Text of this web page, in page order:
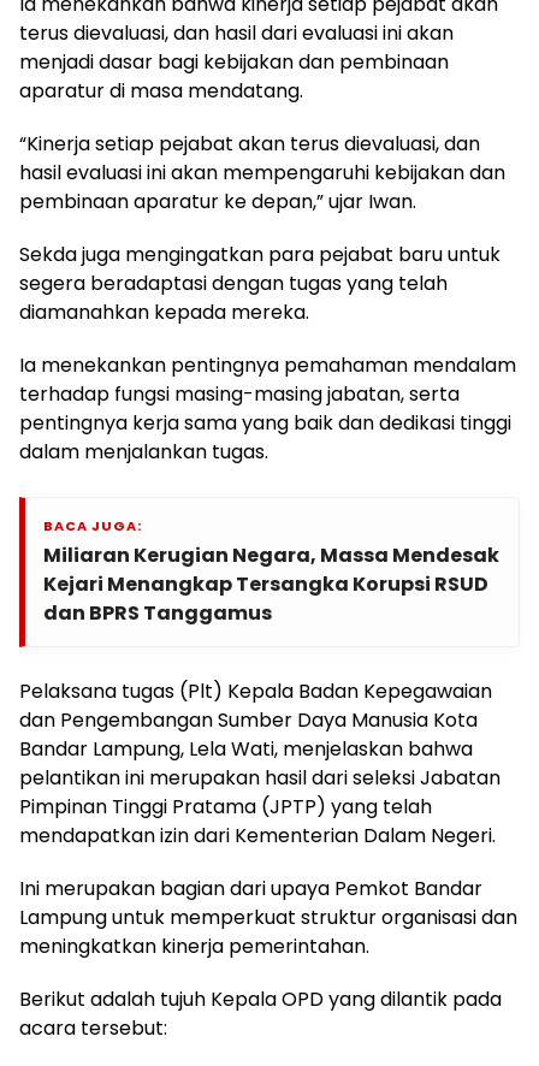
terus dievaluasi, dan hasil dari evaluasi ini akan
menjadi dasar bagi kebijakan dan pembinaan
aparatur di masa mendatang.
“Kinerja setiap pejabat akan terus dievaluasi, dan
hasil evaluasi ini akan mempengaruhi kebijakan dan
pembinaan aparatur ke depan,” ujar Iwan.
Sekda juga mengingatkan para pejabat baru untuk
segera beradaptasi dengan tugas yang telah
diamanahkan kepada mereka.
Ia menekankan pentingnya pemahaman mendalam
terhadap fungsi masing-masing jabatan, serta
pentingnya kerja sama yang baik dan dedikasi tinggi
dalam menjalankan tugas.
BACA JUGA:
Miliaran Kerugian Negara, Massa Mendesak
Kejari Menangkap Tersangka Korupsi RSUD
dan BPRS Tanggamus
Pelaksana tugas (Plt) Kepala Badan Kepegawaian
dan Pengembangan Sumber Daya Manusia Kota
Bandar Lampung, Lela Wati, menjelaskan bahwa
pelantikan ini merupakan hasil dari seleksi Jabatan
Pimpinan Tinggi Pratama (JPTP) yang telah
mendapatkan izin dari Kementerian Dalam Negeri.
Ini merupakan bagian dari upaya Pemkot Bandar
Lampung untuk memperkuat struktur organisasi dan
meningkatkan kinerja pemerintahan.
Berikut adalah tujuh Kepala OPD yang dilantik pada
acara tersebut: